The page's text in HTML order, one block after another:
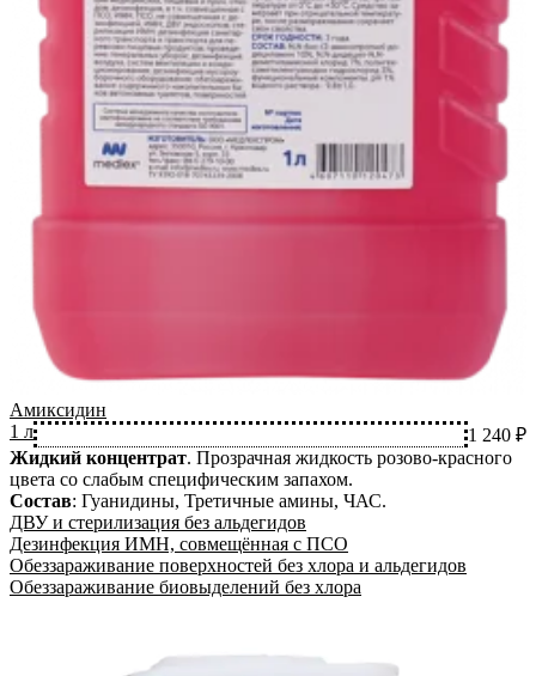
Амиксидин
1 л
1 240 ₽
Жидкий концентрат. Прозрачная жидкость розово-красного
цвета со слабым специфическим запахом.
Состав: Гуанидины, Третичные амины, ЧАС.
ДВУ и стерилизация без альдегидов
Дезинфекция ИМН, совмещённая с ПСО
Обеззараживание поверхностей без хлора и альдегидов
Обеззараживание биовыделений без хлора